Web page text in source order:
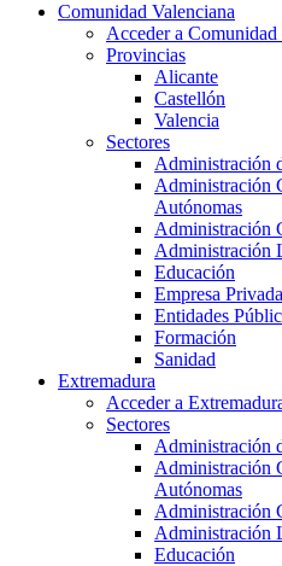
Comunidad Valenciana
Acceder a Comunidad
Provincias
Alicante
Castellón
Valencia
Sectores
Administración
Administración
Autónomas
Administración
Administración
Educación
Empresa Privada
Entidades
Formación
Sanidad
Extremadura
Acceder a
Sectores
Administración
Administración
Autónomas
Administración
Administración
Educación